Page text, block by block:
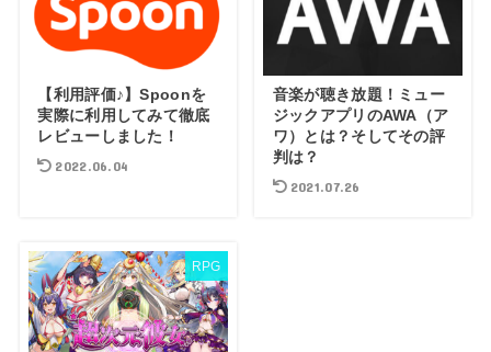
【利用評価♪】Spoonを
実際に利用してみて徹底
レビューしました！
2022.06.04
音楽が聴き放題！ミュー
ジックアプリのAWA（ア
ワ）とは？そしてその評
判は？
2021.07.26
RPG